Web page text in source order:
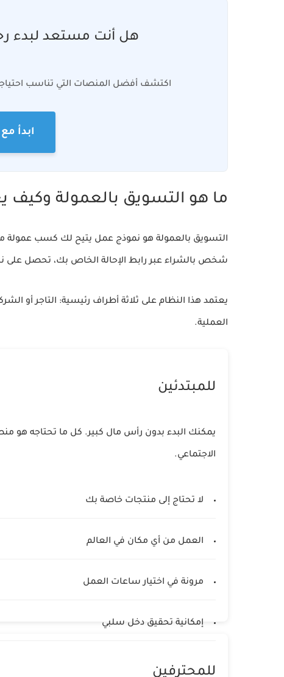
هل أنت مستعد لبدء
اكتشف أفضل المنصات التي تناسب
ابدأ مع Admitad الآن
ما هو التسويق بالعمولة وكيف
التسويق بالعمولة هو نموذج عمل يتيح لك كسب عمولة
شخص بالشراء عبر رابط الإحالة الخاص بك، تحصل على
يعتمد هذا النظام على ثلاثة أطراف رئيسية: التاجر أو
العملية.
للمبتدئين
يمكنك البدء بدون رأس مال كبير. كل ما تحتاجه هو
الاجتماعي.
لا تحتاج إلى منتجات خاصة بك
العمل من أي مكان في العالم
مرونة في اختيار ساعات العمل
إمكانية تحقيق دخل سلبي
للمحترفين